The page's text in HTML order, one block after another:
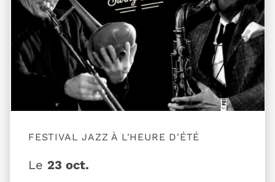
FESTIVAL JAZZ À L'HEURE D'ÉTÉ
Le 23 oct.